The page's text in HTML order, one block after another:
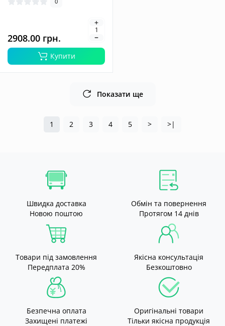
2908.00 грн.
Купити
Показати ще
1 2 3 4 5 > >|
Швидка доставка
Новою поштою
Обмін та повернення
Протягом 14 днів
Товари під замовлення
Передплата 20%
Якісна консультація
Безкоштовно
Безпечна оплата
Захищені платежі
Оригінальні товари
Тільки якісна продукція